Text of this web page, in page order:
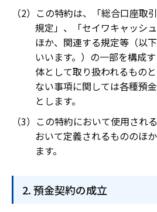
この特約は、「総合口座取
規定」、「セイワキャッシ
ほか、関連する規定等（以
いいます。）の一部を構成
体として取り扱われるもの
ない事項に関しては各種預
とします。
この特約において使用され
おいて定義されるもののほ
ます。
預金契約の成立